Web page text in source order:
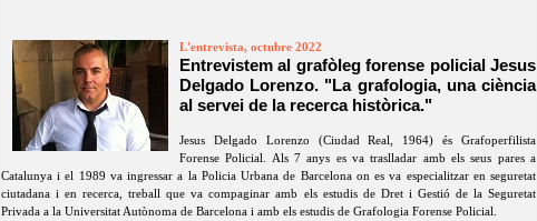
L'entrevista, octubre 2022
Entrevistem al grafòleg forense policial Jesus
Delgado Lorenzo. "La grafologia, una ciència
al servei de la recerca històrica."
Jesus Delgado Lorenzo (Ciudad Real, 1964) és Grafoperfilista
Forense Policial. Als 7 anys es va traslladar amb els seus pares a
Catalunya i el 1989 va ingressar a la Policia Urbana de Barcelona on es va especialitzar en seguretat
ciutadana i en recerca, treball que va compaginar amb els estudis de Dret i Gestió de la Seguretat
Privada a la Universitat Autònoma de Barcelona i amb els estudis de Grafologia Forense Policial.